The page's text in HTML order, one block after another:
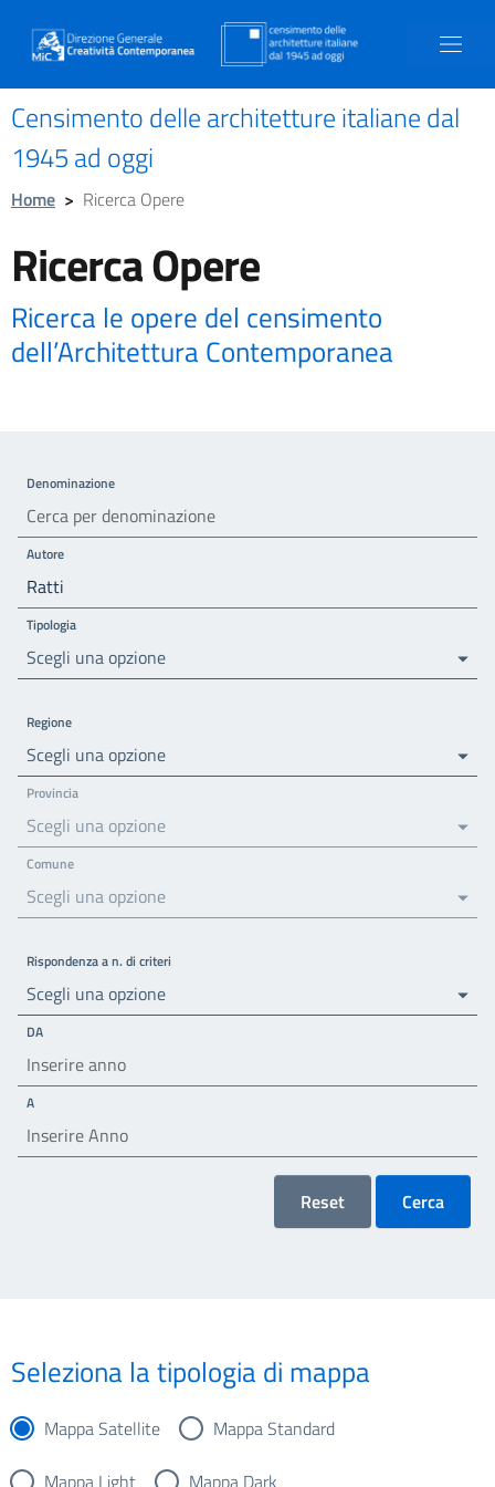
Censimento delle architetture italiane dal
1945 ad oggi
Home > Ricerca Opere
Ricerca Opere
Ricerca le opere del censimento
dell’Architettura Contemporanea
Denominazione
Autore
Tipologia
Scegli una opzione
Regione
Scegli una opzione
Provincia
Scegli una opzione
Comune
Scegli una opzione
Rispondenza a n. di criteri
Scegli una opzione
DA
A
Reset Cerca
Seleziona la tipologia di mappa
Mappa Satellite
Mappa Standard
Mappa Light
Mappa Dark